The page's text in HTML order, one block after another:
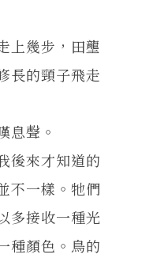
幾步，田壟
長的頸子飛走
聲。
來才知道的
不一樣。牠們
多接收一種光
種顏色。鳥的